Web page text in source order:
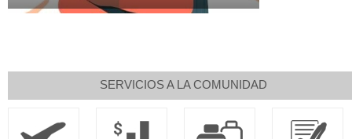
SERVICIOS A LA COMUNIDAD